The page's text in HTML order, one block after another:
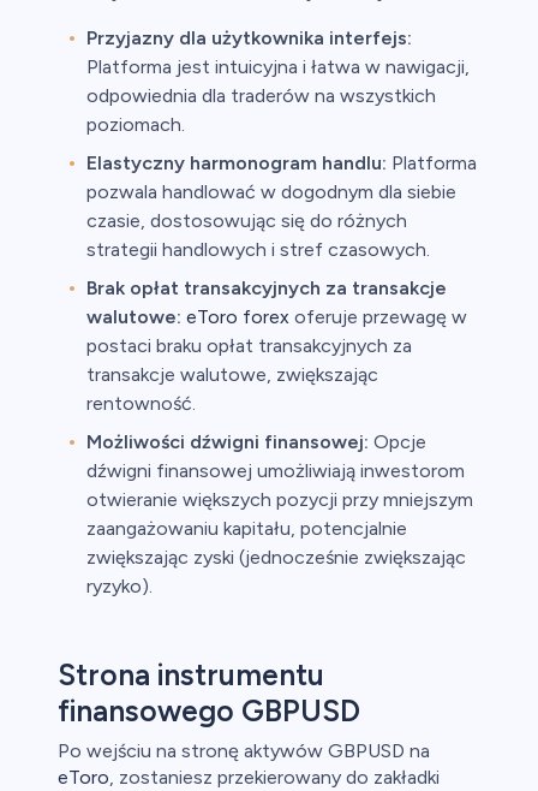
Przyjazny dla użytkownika interfejs:
Platforma jest intuicyjna i łatwa w nawigacji,
odpowiednia dla traderów na wszystkich
poziomach.
Elastyczny harmonogram handlu: Platforma
pozwala handlować w dogodnym dla siebie
czasie, dostosowując się do różnych
strategii handlowych i stref czasowych.
Brak opłat transakcyjnych za transakcje
walutowe: eToro forex oferuje przewagę w
postaci braku opłat transakcyjnych za
transakcje walutowe, zwiększając
rentowność.
Możliwości dźwigni finansowej: Opcje
dźwigni finansowej umożliwiają inwestorom
otwieranie większych pozycji przy mniejszym
zaangażowaniu kapitału, potencjalnie
zwiększając zyski (jednocześnie zwiększając
ryzyko).
Strona instrumentu
finansowego GBPUSD
Po wejściu na stronę aktywów GBPUSD na
eToro, zostaniesz przekierowany do zakładki